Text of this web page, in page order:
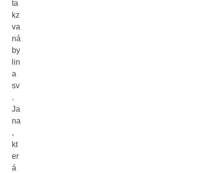
ta
kz
va
ná
by
lin
a
sv
.
Ja
na
,
kt
er
á